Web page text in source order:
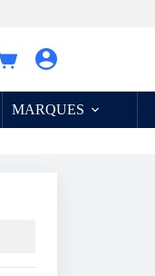
Panier
MARQUES